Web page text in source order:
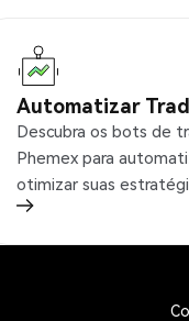
Automatizar
Descubra os bots de
Phemex para
otimizar suas